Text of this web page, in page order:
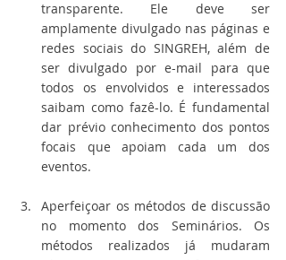
transparente. Ele deve ser
amplamente divulgado nas páginas e
redes sociais do SINGREH, além de
ser divulgado por e-mail para que
todos os envolvidos e interessados
saibam como fazê-lo. É fundamental
dar prévio conhecimento dos pontos
focais que apoiam cada um dos
eventos.
Aperfeiçoar os métodos de discussão
no momento dos Seminários. Os
métodos realizados já mudaram